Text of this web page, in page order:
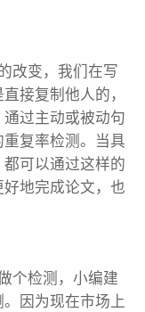
改变，我们在写
接复制他人的，
过主动或被动句
复率检测。当具
可以通过这样的
地完成论文，也
个检测，小编建
因为现在市场上